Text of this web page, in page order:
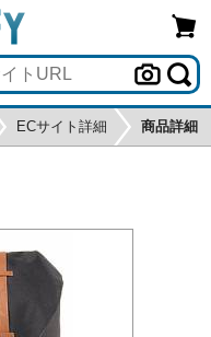
ECサイト詳細 商品詳細